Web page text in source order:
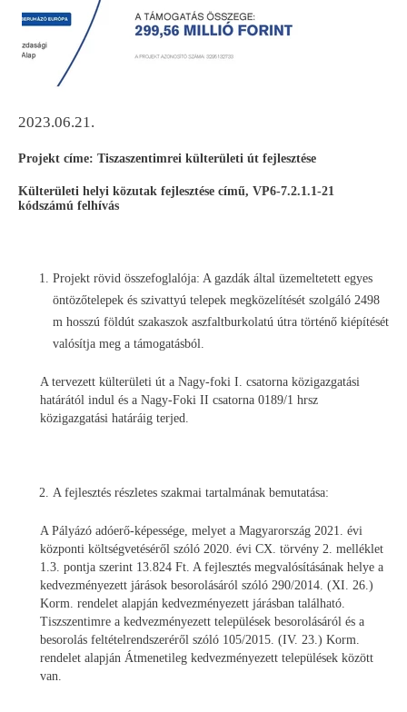
2023.06.21.
Projekt címe: Tiszaszentimrei külterületi út fejlesztése
Külterületi helyi közutak fejlesztése című, VP6-7.2.1.1-21
kódszámú felhívás
Projekt rövid összefoglalója: A gazdák által üzemeltetett egyes
öntözőtelepek és szivattyú telepek megközelítését szolgáló 2498
m hosszú földút szakaszok aszfaltburkolatú útra történő kiépítését
valósítja meg a támogatásból.
A tervezett külterületi út a Nagy-foki I. csatorna közigazgatási
határától indul és a Nagy-Foki II csatorna 0189/1 hrsz
közigazgatási határáig terjed.
A fejlesztés részletes szakmai tartalmának bemutatása:
A Pályázó adóerő-képessége, melyet a Magyarország 2021. évi
központi költségvetéséről szóló 2020. évi CX. törvény 2. melléklet
1.3. pontja szerint 13.824 Ft. A fejlesztés megvalósításának helye a
kedvezményezett járások besorolásáról szóló 290/2014. (XI. 26.)
Korm. rendelet alapján kedvezményezett járásban található.
Tiszszentimre a kedvezményezett települések besorolásáról és a
besorolás feltételrendszeréről szóló 105/2015. (IV. 23.) Korm.
rendelet alapján Átmenetileg kedvezményezett települések között
van.